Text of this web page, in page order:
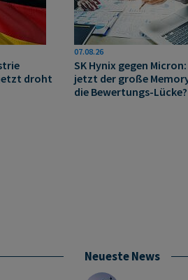
droht
07.08.26
SK Hynix gegen
jetzt der große
die Bewertungs-Lücke?
Neueste News